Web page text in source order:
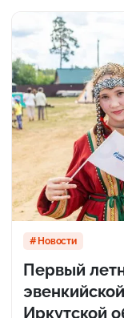
Новости
Первый
Иркутской